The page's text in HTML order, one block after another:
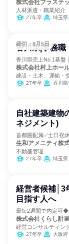
株式会社ブラステ
人材派遣・職業紹介
27年卒 埼玉県
締切：8月5日
香川県|事務職
香川県売上No.1基盤
株式会社村上ホー
建設・土木、運輸・
27年卒 香川県
自社建築建物
ネジメント)
首都圏配属✅土日祝
生和アメニティ株
不動産管理
27年卒 埼玉県
経営者候補│3
目指す人へ
最短2週間で内定可
株式会社くらし計
経営コンサルティン
NGO・NPO
27年卒 大阪